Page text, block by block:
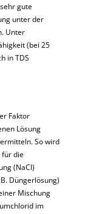
gute
unter der
Unter
(bei 25
in TDS
Faktor
Lösung
So wird
für die
(NaCl)
Düngerlösung)
Mischung
im